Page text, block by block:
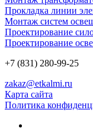
Прокладка линии
Монтаж систем
Проектирование
Проектирование
+7 (831) 280-99-25
zakaz@etkalmi.ru
Карта сайта
Политика